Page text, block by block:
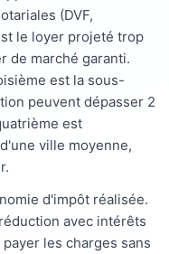
(DVF,
le loyer projeté trop
de marché garanti.
est la sous-
peuvent dépasser 2
est
ville moyenne,
d'impôt réalisée.
avec intérêts
les charges sans